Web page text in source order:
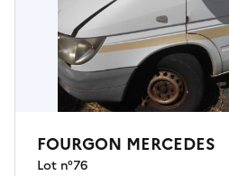
FOURGON MERCEDES
Lot n°76